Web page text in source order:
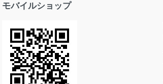
モバイルショップ